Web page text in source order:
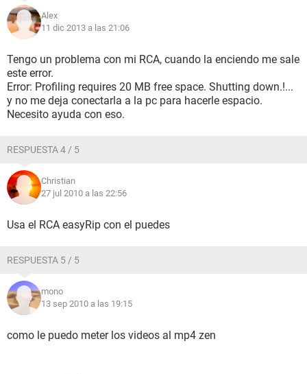
Alex
11 dic 2013 a las 21:06
Tengo un problema con mi RCA, cuando la enciendo me sale
este error.
Error: Profiling requires 20 MB free space. Shutting down.!...
y no me deja conectarla a la pc para hacerle espacio.
Necesito ayuda con eso.
RESPUESTA 4 / 5
Christian
27 jul 2010 a las 22:56
Usa el RCA easyRip con el puedes
RESPUESTA 5 / 5
mono
13 sep 2010 a las 19:15
como le puedo meter los videos al mp4 zen